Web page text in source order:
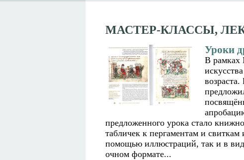
МАСТЕР-КЛАССЫ,
Уроки
В рамках
предложенного урока стало
табличек к пергаментам и свиткам
помощью иллюстраций, так и в
очном формате...